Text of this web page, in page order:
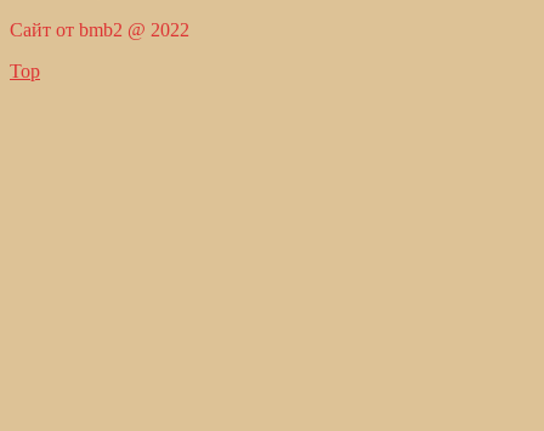
Сайт от bmb2 @ 2022
Top